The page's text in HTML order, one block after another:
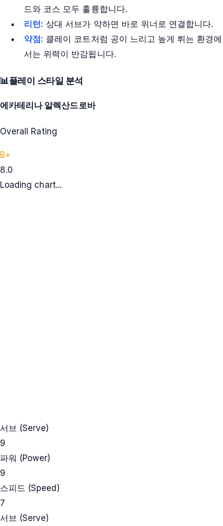
드와 코스 모두 훌륭합니다.
리턴: 상대 서브가 약하면 바로 위너로 연결합니다.
약점: 클레이 코트처럼 공이 느리고 높게 튀는 환경에
서는 위력이 반감됩니다.
📊플레이 스타일 분석
에카테리나 알렉산드로바
Overall Rating
B+
8.0
Loading chart...
서브 (Serve)
9
파워 (Power)
9
스피드 (Speed)
7
서브 (Serve)